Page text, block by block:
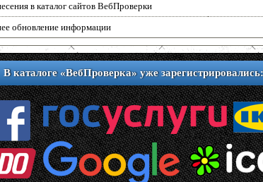
в каталог сайтов ВебПроверки
обновление информации
В каталоге «ВебПроверка» уже зарегистрировались: